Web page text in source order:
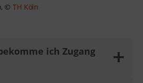
©TH Köln
ich Zugang